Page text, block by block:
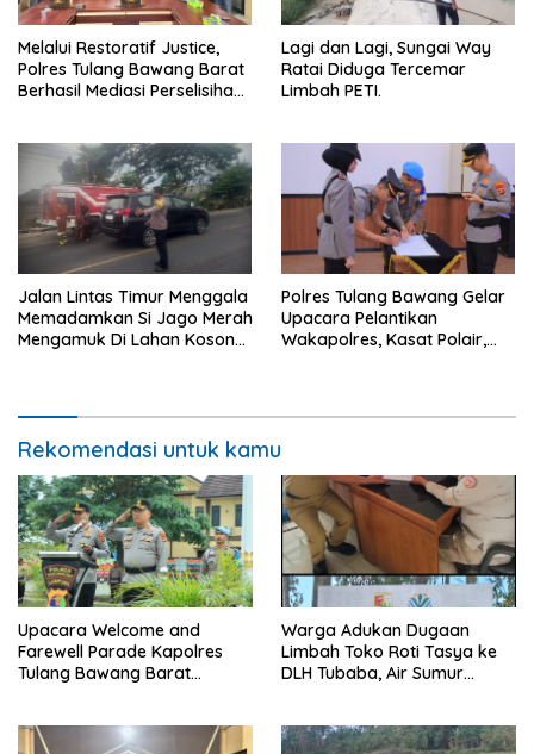
Melalui Restoratif Justice,
Polres Tulang Bawang Barat
Berhasil Mediasi Perselisihan
Lagi dan Lagi, Sungai Way
Ratai Diduga Tercemar
Limbah PETI.
Jalan Lintas Timur Menggala
Memadamkan Si Jago Merah
Mengamuk Di Lahan Kosong,
Polres Tulang Bawang Gelar
Upacara Pelantikan
Wakapolres, Kasat Polair,
Rekomendasi untuk kamu
Upacara Welcome and
Farewell Parade Kapolres
Tulang Bawang Barat
Warga Adukan Dugaan
Limbah Toko Roti Tasya ke
DLH Tubaba, Air Sumur